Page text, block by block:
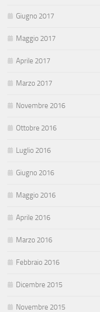
Giugno 2017
Maggio 2017
Aprile 2017
Marzo 2017
Novembre 2016
Ottobre 2016
Luglio 2016
Giugno 2016
Maggio 2016
Aprile 2016
Marzo 2016
Febbraio 2016
Dicembre 2015
Novembre 2015